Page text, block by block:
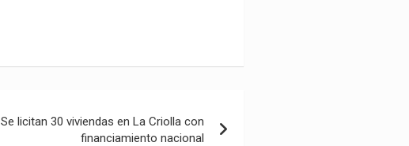
Se licitan 30 viviendas en La Criolla con
financiamiento nacional